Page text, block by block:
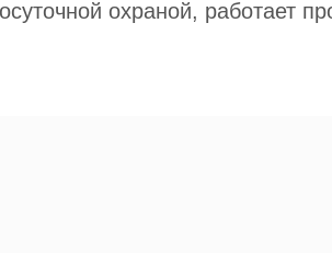
охраной, работает